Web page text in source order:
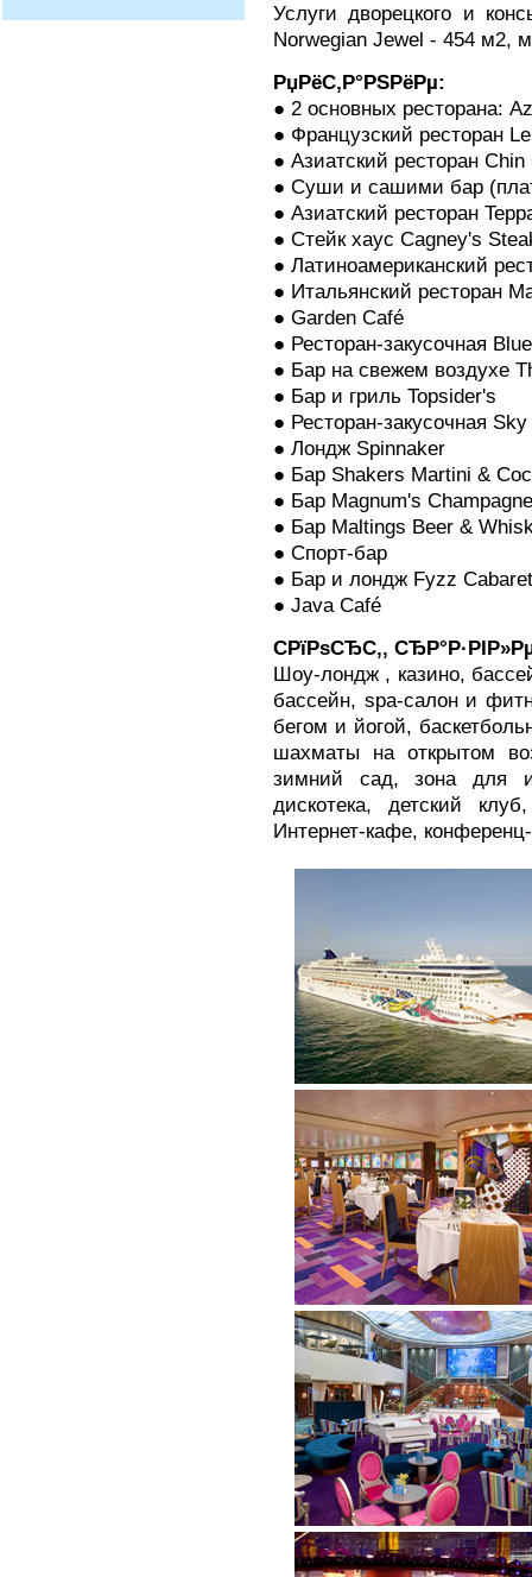
Услуги дворецкого и
Norwegian Jewel - 454 м2,
РџРёС‚Р°РЅРёРµ:
● 2 основных ресторана:
● Французский ресторан
● Азиатский ресторан
● Суши и сашими бар
● Азиатский ресторан
● Стейк хаус Cagney's
● Латиноамериканский
● Итальянский ресторан
● Garden Café
● Ресторан-закусочная
● Бар на свежем воздухе
● Бар и гриль Topsider's
● Ресторан-закусочная
● Лондж Spinnaker
● Бар Shakers Martini &
● Бар Magnum's
● Бар Maltings Beer &
● Спорт-бар
● Бар и лондж Fyzz Cabaret
● Java Café
CРїРѕСЂС‚,
Шоу-лондж , казино,
бассейн, spa-салон и
бегом и йогой,
шахматы на открытом
зимний сад, зона для
дискотека, детский
Интернет-кафе,